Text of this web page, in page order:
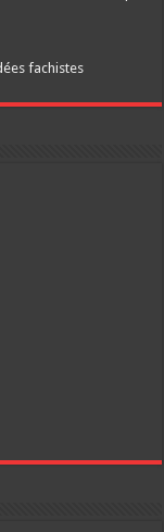
fachistes